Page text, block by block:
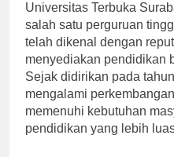
Universitas Terbuka
salah satu perguruan
telah dikenal dengan
menyediakan pendidikan
Sejak didirikan pada
mengalami
memenuhi kebutuhan
pendidikan yang lebih